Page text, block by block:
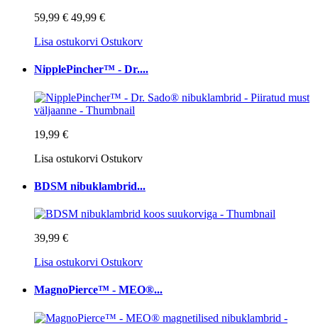
59,99 € 49,99 €
Lisa ostukorvi Ostukorv
NipplePincher™ - Dr....
19,99 €
Lisa ostukorvi Ostukorv
BDSM nibuklambrid...
39,99 €
Lisa ostukorvi Ostukorv
MagnoPierce™ - MEO®...